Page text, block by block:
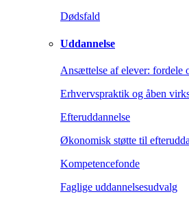
Dødsfald
Uddannelse
Ansættelse af elever: fordele
Erhvervspraktik og åben
Efteruddannelse
Økonomisk støtte til
Kompetencefonde
Faglige uddannelsesudvalg